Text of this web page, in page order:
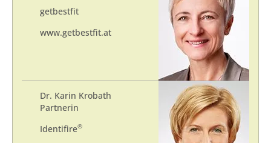
getbestfit
www.getbestfit.at
Dr. Karin Krobath
Partnerin
Identifire®